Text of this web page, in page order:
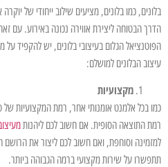
בלונים, כמו בלונים, מציעים שילוב ייחודי של
הדרך הבטוחה ליצירת אווירה נכונה באירוע. עם
הפוטנציאל הגלום בעיצובי בלונים, יש להקפיד
עיצוב הבלונים למושלם:
מקצועיות
כמו בכל אלמנט אומנותי אחר, רמת המקצועיות
רמת התוצאה הסופית. אם חשוב לכם ליהנות
למזמינה וסוחפת, ואם חשוב לכם ליצור את הרושם
תתפשרו על שירות מקצועי ברמה הגבוהה ביותר.